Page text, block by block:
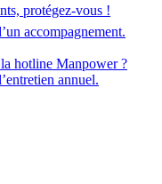
protégez-vous !
accompagnement.
hotline Manpower ?
annuel.